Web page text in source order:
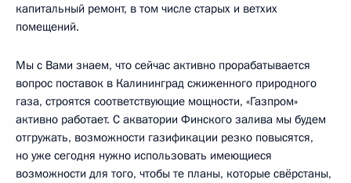
капитальный ремонт, в том числе старых и ветхих
помещений.
Мы с Вами знаем, что сейчас активно прорабатывается
вопрос поставок в Калининград сжиженного природного
газа, строятся соответствующие мощности, «Газпром»
активно работает. С акватории Финского залива мы будем
отгружать, возможности газификации резко повысятся,
но уже сегодня нужно использовать имеющиеся
возможности для того, чтобы те планы, которые свёрстаны,